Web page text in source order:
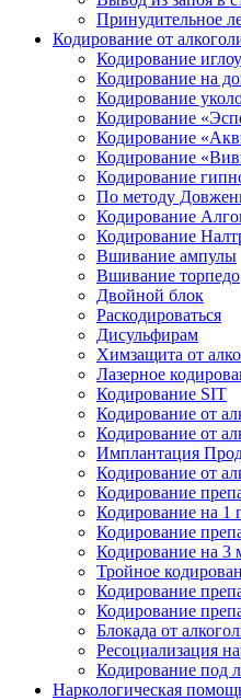
Принудительное
Кодирование от
Кодирование
Кодирование на
Кодирование
Кодирование
Кодирование
Кодирование
Кодирование
По методу
Кодирование
Кодирование
Вшивание ампулы
Вшивание торпедо
Двойной блок
Раскодироваться
Дисульфирам
Химзащита от
Лазерное
Кодирование SIT
Кодирование от
Кодирование от
Имплантация
Кодирование от
Кодирование
Кодирование на 1
Кодирование
Кодирование на 3
Тройное
Кодирование
Кодирование
Блокада от
Ресоциализация
Кодирование под
Наркологическая